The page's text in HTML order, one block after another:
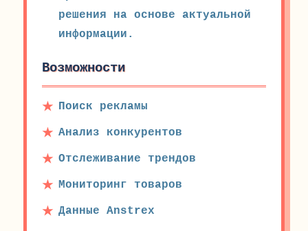
решения на основе актуальной
информации.
Возможности
Поиск рекламы
Анализ конкурентов
Отслеживание трендов
Мониторинг товаров
Данные Anstrex